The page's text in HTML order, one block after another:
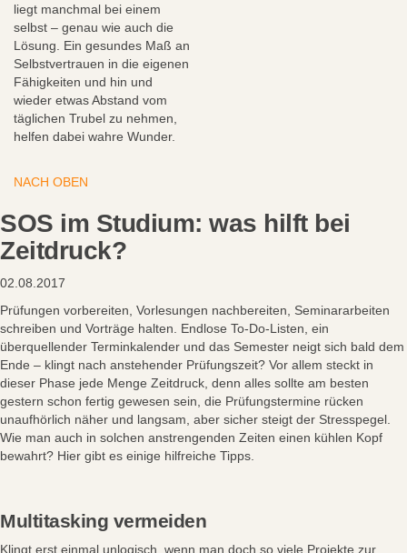
liegt manchmal bei einem
selbst – genau wie auch die
Lösung. Ein gesundes Maß an
Selbstvertrauen in die eigenen
Fähigkeiten und hin und
wieder etwas Abstand vom
täglichen Trubel zu nehmen,
helfen dabei wahre Wunder.
NACH OBEN
SOS im Studium: was hilft bei
Zeitdruck?
02.08.2017
Prüfungen vorbereiten, Vorlesungen nachbereiten, Seminararbeiten
schreiben und Vorträge halten. Endlose To-Do-Listen, ein
überquellender Terminkalender und das Semester neigt sich bald dem
Ende – klingt nach anstehender Prüfungszeit? Vor allem steckt in
dieser Phase jede Menge Zeitdruck, denn alles sollte am besten
gestern schon fertig gewesen sein, die Prüfungstermine rücken
unaufhörlich näher und langsam, aber sicher steigt der Stresspegel.
Wie man auch in solchen anstrengenden Zeiten einen kühlen Kopf
bewahrt? Hier gibt es einige hilfreiche Tipps.
Multitasking vermeiden
Klingt erst einmal unlogisch, wenn man doch so viele Projekte zur